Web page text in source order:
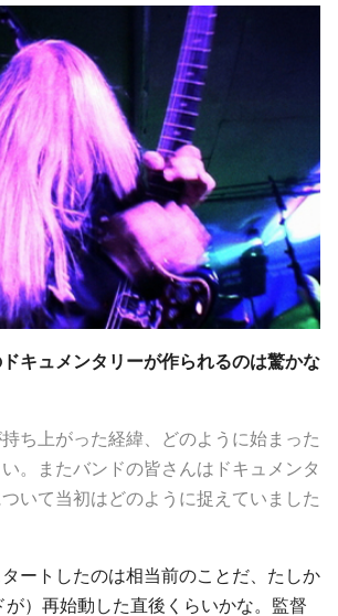
キュメンタリーが作られるのは驚かな
ち上がった経緯、どのように始まった
。またバンドの皆さんはドキュメンタ
いて当初はどのように捉えていました
タートしたのは相当前のことだ、たしか
が）再始動した直後くらいかな。監督